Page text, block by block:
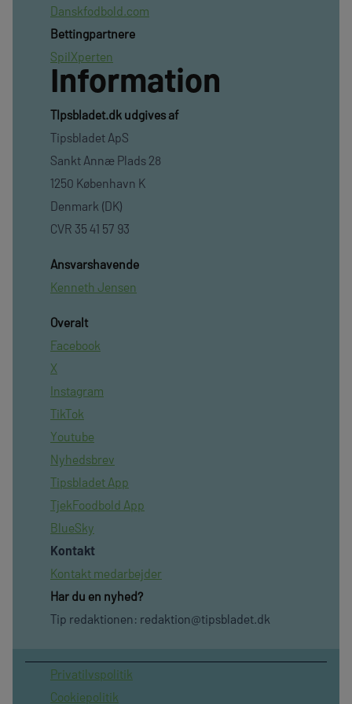
Danskfodbold.com
Bettingpartnere
SpilXperten
Information
TIpsbladet.dk udgives af
Tipsbladet ApS
Sankt Annæ Plads 28
1250 København K
Denmark (DK)
CVR 35 41 57 93
Ansvarshavende
Kenneth Jensen
Overalt
Facebook
X
Instagram
TikTok
Youtube
Nyhedsbrev
Tipsbladet App
TjekFoodbold App
BlueSky
Kontakt
Kontakt medarbejder
Har du en nyhed?
Tip redaktionen: redaktion@tipsbladet.dk
Privatilvspolitik
Cookiepolitik